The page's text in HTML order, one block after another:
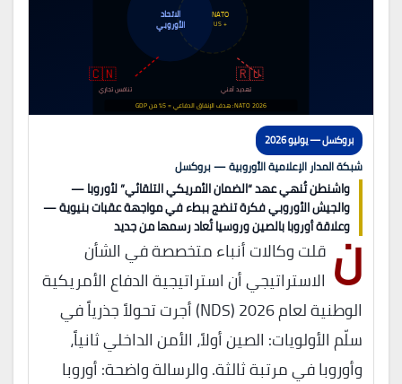
الاتحاد
الأوروبي
NATO
+ US
🇨🇳
تنافس تجاري
🇷🇺
تهديد أمني
NATO 2026: هدف الإنفاق الدفاعي = 5% من GDP
بروكسل — يوليو 2026
شبكة المدار الإعلامية الأوروبية — بروكسل
واشنطن تُنهي عهد “الضمان الأمريكي التلقائي” لأوروبا —
والجيش الأوروبي فكرة تنضج ببطء في مواجهة عقبات بنيوية —
وعلاقة أوروبا بالصين وروسيا تُعاد رسمها من جديد
ن قلت وكالات أنباء متخصصة في الشأن
الاستراتيجي أن استراتيجية الدفاع الأمريكية
الوطنية لعام 2026 (NDS) أجرت تحولاً جذرياً في
سلّم الأولويات: الصين أولاً، الأمن الداخلي ثانياً،
وأوروبا في مرتبة ثالثة. والرسالة واضحة: أوروبا